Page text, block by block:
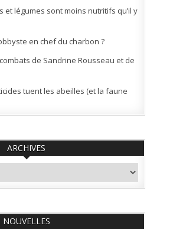
et légumes sont moins nutritifs qu’il y
en chef du charbon ?
de Sandrine Rousseau et de
tuent les abeilles (et la faune
ARCHIVES
NOUVELLES